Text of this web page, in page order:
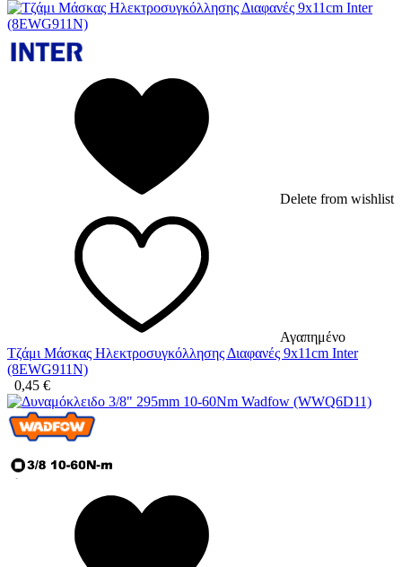
Delete from wishlist
Αγαπημένο
Τζάμι Μάσκας Ηλεκτροσυγκόλλησης Διαφανές 9x11cm Inter
(8EWG911N)
0,45 €